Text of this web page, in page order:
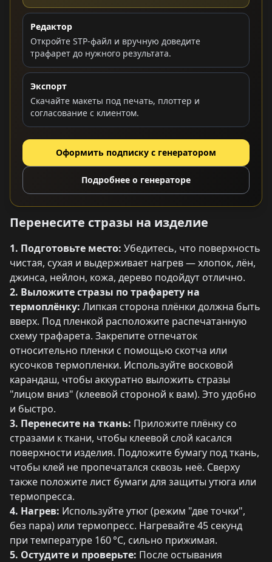
Редактор
Откройте STP-файл и вручную доведите
трафарет до нужного результата.
Экспорт
Скачайте макеты под печать, плоттер и
согласование с клиентом.
Оформить подписку с генератором
Подробнее о генераторе
Перенесите стразы на изделие
1. Подготовьте место: Убедитесь, что поверхность
чистая, сухая и выдерживает нагрев — хлопок, лён,
джинса, нейлон, кожа, дерево подойдут отлично.
2. Выложите стразы по трафарету на
термоплёнку: Липкая сторона плёнки должна быть
вверх. Под пленкой расположите распечатанную
схему трафарета. Закрепите отпечаток
относительно пленки с помощью скотча или
кусочков термопленки. Используйте восковой
карандаш, чтобы аккуратно выложить стразы
"лицом вниз" (клеевой стороной к вам). Это удобно
и быстро.
3. Перенесите на ткань: Приложите плёнку со
стразами к ткани, чтобы клеевой слой касался
поверхности изделия. Подложите бумагу под ткань,
чтобы клей не пропечатался сквозь неё. Сверху
также положите лист бумаги для защиты утюга или
термопресса.
4. Нагрев: Используйте утюг (режим "две точки",
без пара) или термопресс. Нагревайте 45 секунд
при температуре 160 °C, сильно прижимая.
5. Остудите и проверьте: После остывания